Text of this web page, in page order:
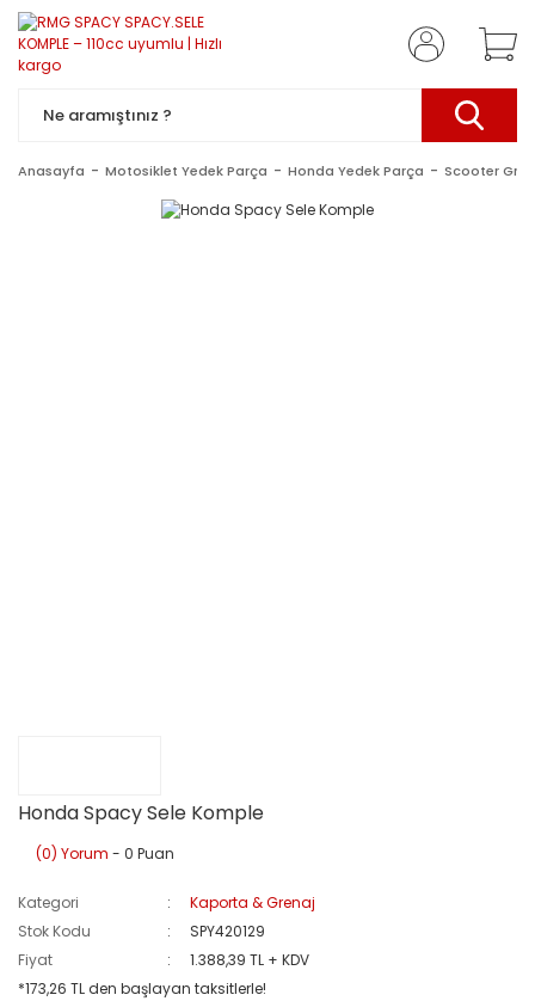
Anasayfa Motosiklet Yedek Parça Honda Yedek Parça Scooter
Honda Spacy Sele Komple
(0) Yorum - 0 Puan
Kategori
Kaporta & Grenaj
Stok Kodu
SPY420129
Fiyat
1.388,39 TL + KDV
*173,26 TL den başlayan taksitlerle!